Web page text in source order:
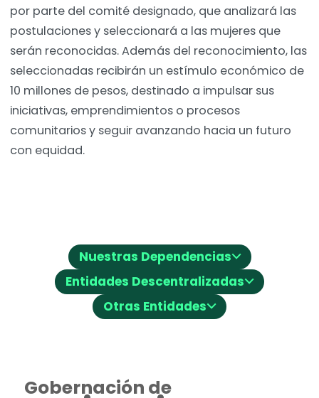
por parte del comité designado, que analizará las
postulaciones y seleccionará a las mujeres que
serán reconocidas. Además del reconocimiento, las
seleccionadas recibirán un estímulo económico de
10 millones de pesos, destinado a impulsar sus
iniciativas, emprendimientos o procesos
comunitarios y seguir avanzando hacia un futuro
con equidad.
Nuestras Dependencias⌵
Entidades Descentralizadas⌵
Otras Entidades⌵
Gobernación de